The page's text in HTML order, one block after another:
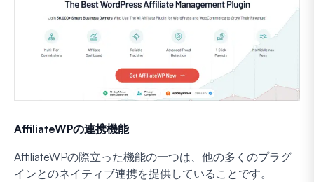
AffiliateWPの連携機能
AffiliateWPの際立った機能の一つは、他の多くのプラグ
インとのネイティブ連携を提供していることです。